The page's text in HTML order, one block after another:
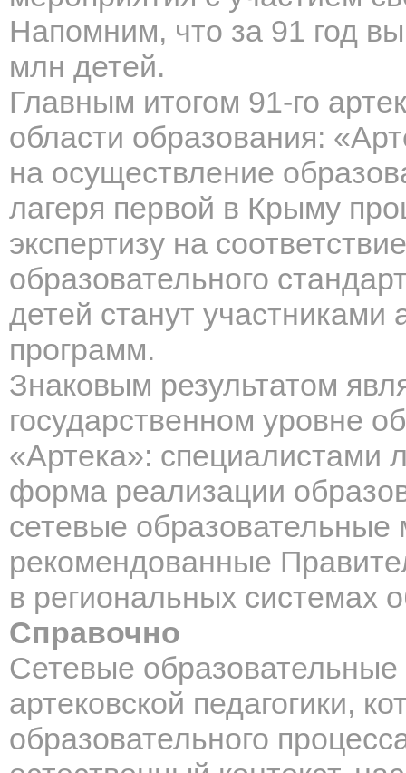
Напомним, что за 91 год
млн детей.
Главным итогом 91-го
области образования:
на осуществление
лагеря первой в Крыму
экспертизу на
образовательного
детей станут участниками
программ.
Знаковым результатом
государственном уровне
«Артека»: специалистами
форма реализации
сетевые
рекомендованные
в региональных системах
Справочно
Сетевые
артековской педагогики,
образовательного